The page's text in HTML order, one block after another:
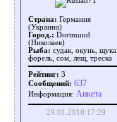
Страна: Германия
(Украина)
Город.: Dortmund
(Николаев)
Рыба: судак, окунь, щука,
форель, сом, лещ, треска
Рейтинг: 3
Сообщений: 637
Информация: Aнкета
29.01.2010 17:29